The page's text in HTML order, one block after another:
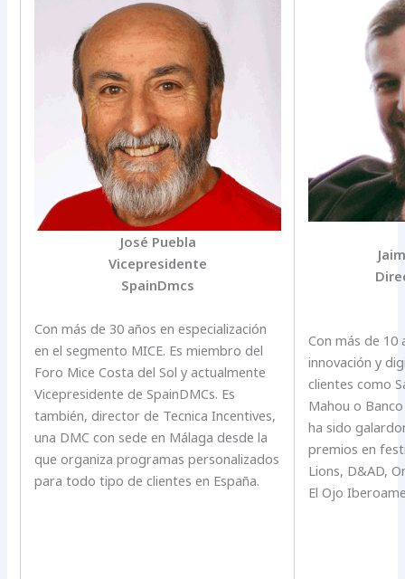
José Puebla
Vicepresidente
SpainDmcs
Con más de 30 años en especialización
en el segmento MICE. Es miembro del
Foro Mice Costa del Sol y actualmente
Vicepresidente de SpainDMCs. Es
también, director de Tecnica Incentives,
una DMC con sede en Málaga desde la
que organiza programas personalizados
para todo tipo de clientes en España.
Con más de 10
innovación y
clientes como
Mahou o
ha sido
premios en
Lions, D&AD,
El Ojo